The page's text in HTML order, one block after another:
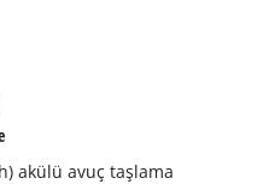
akülü avuç taşlama